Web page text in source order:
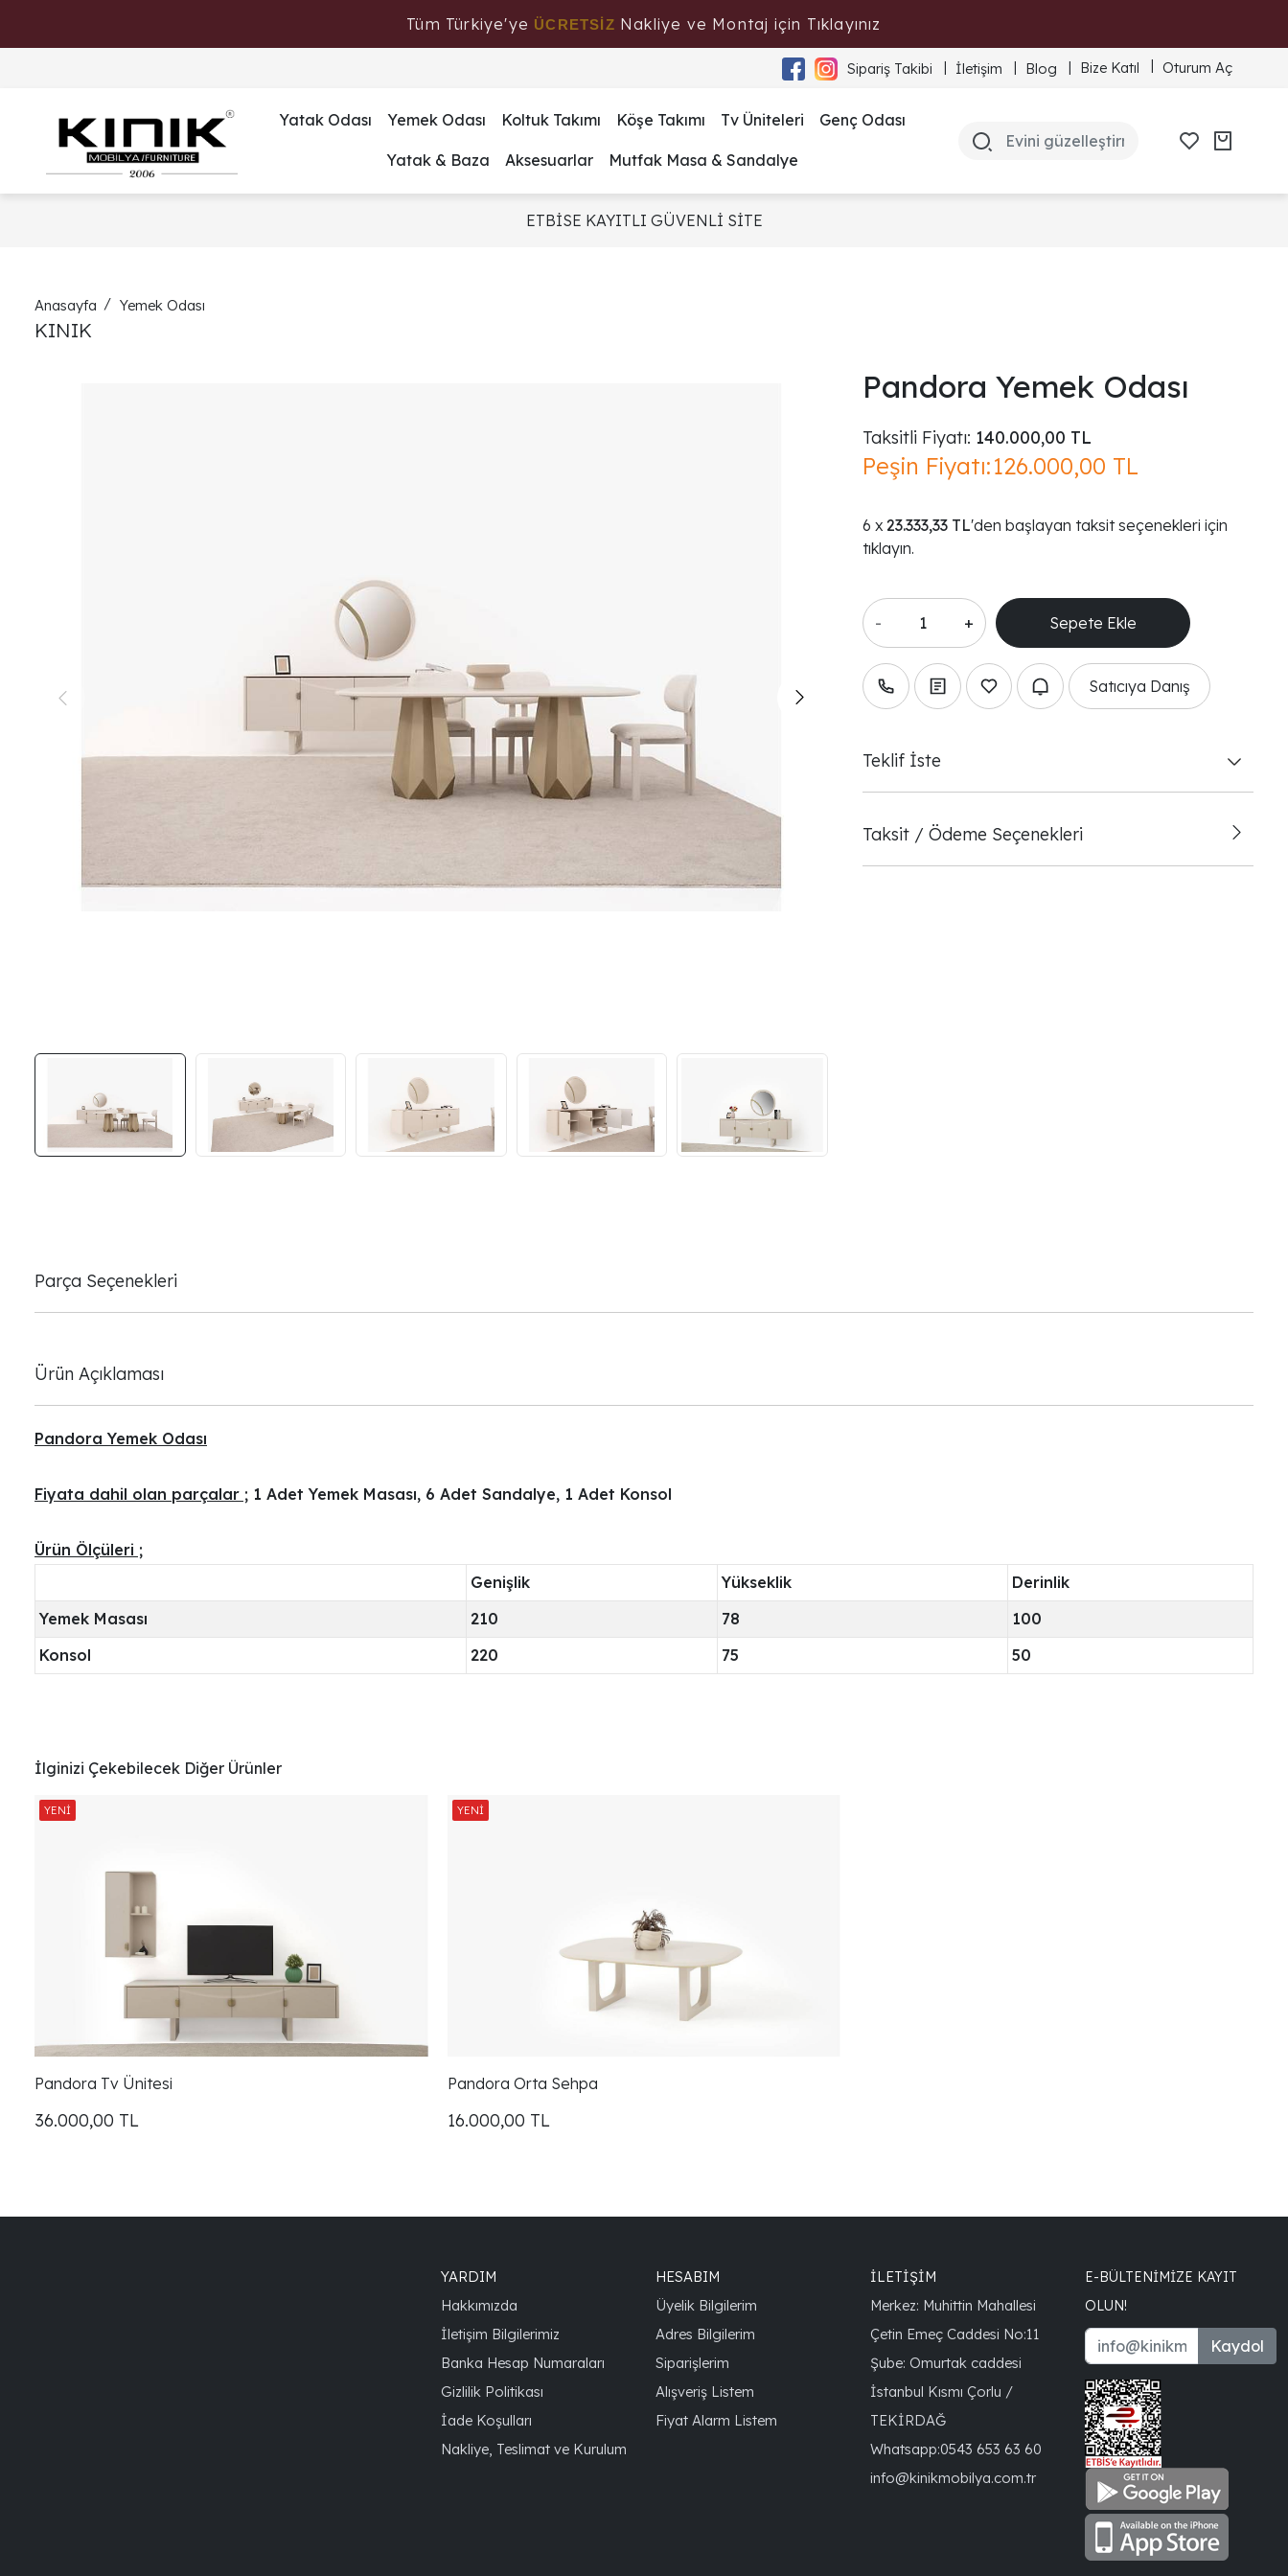
Tüm Türkiye'ye ÜCRETSİZ Nakliye ve Montaj için Tıklayınız
Sipariş Takibi İletişim Blog Bize Katıl Oturum Aç
Yatak Odası Yemek Odası Koltuk Takımı Köşe Takımı Tv Üniteleri Genç Odası
Yatak & Baza Aksesuarlar Mutfak Masa & Sandalye
ETBİSE KAYITLI GÜVENLİ SİTE
Anasayfa Yemek Odası
KINIK
Pandora Yemek Odası
Taksitli Fiyatı: 140.000,00 TL
Peşin Fiyatı:126.000,00 TL
23.333,33 TL'den başlayan taksit seçenekleri için
tıklayın.
- +
Satıcıya Danış
Teklif İste
Taksit / Ödeme Seçenekleri
Parça Seçenekleri
Ürün Açıklaması
Pandora Yemek Odası
Fiyata dahil olan parçalar ; 1 Adet Yemek Masası, 6 Adet Sandalye, 1 Adet Konsol
Ürün Ölçüleri ;
Genişlik
Yükseklik
Derinlik
Yemek Masası
210 78
100
Konsol
220 75 50
İlginizi Çekebilecek Diğer Ürünler
Pandora Tv Ünitesi
36.000,00 TL
Pandora Orta Sehpa
16.000,00 TL
YARDIM
Hakkımızda
İletişim Bilgilerimiz
Banka Hesap Numaraları
Gizlilik Politikası
İade Koşulları
Nakliye, Teslimat ve Kurulum
HESABIM
Üyelik Bilgilerim
Adres Bilgilerim
Siparişlerim
Alışveriş Listem
Fiyat Alarm Listem
İLETİŞİM
Merkez: Muhittin Mahallesi
Çetin Emeç Caddesi No:11
Şube: Omurtak caddesi
İstanbul Kısmı Çorlu /
TEKİRDAĞ
Whatsapp:0543 653 63 60
info@kinikmobilya.com.tr
E-BÜLTENIMIZE KAYIT
OLUN!
Kaydol